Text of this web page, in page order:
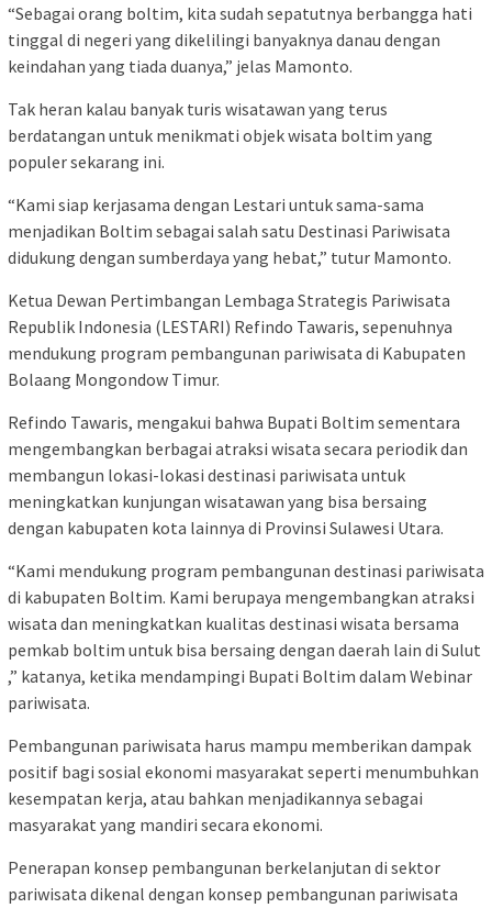
“Sebagai orang boltim, kita sudah sepatutnya berbangga hati
tinggal di negeri yang dikelilingi banyaknya danau dengan
keindahan yang tiada duanya,” jelas Mamonto.
Tak heran kalau banyak turis wisatawan yang terus
berdatangan untuk menikmati objek wisata boltim yang
populer sekarang ini.
“Kami siap kerjasama dengan Lestari untuk sama-sama
menjadikan Boltim sebagai salah satu Destinasi Pariwisata
didukung dengan sumberdaya yang hebat,” tutur Mamonto.
Ketua Dewan Pertimbangan Lembaga Strategis Pariwisata
Republik Indonesia (LESTARI) Refindo Tawaris, sepenuhnya
mendukung program pembangunan pariwisata di Kabupaten
Bolaang Mongondow Timur.
Refindo Tawaris, mengakui bahwa Bupati Boltim sementara
mengembangkan berbagai atraksi wisata secara periodik dan
membangun lokasi-lokasi destinasi pariwisata untuk
meningkatkan kunjungan wisatawan yang bisa bersaing
dengan kabupaten kota lainnya di Provinsi Sulawesi Utara.
“Kami mendukung program pembangunan destinasi pariwisata
di kabupaten Boltim. Kami berupaya mengembangkan atraksi
wisata dan meningkatkan kualitas destinasi wisata bersama
pemkab boltim untuk bisa bersaing dengan daerah lain di Sulut
,” katanya, ketika mendampingi Bupati Boltim dalam Webinar
pariwisata.
Pembangunan pariwisata harus mampu memberikan dampak
positif bagi sosial ekonomi masyarakat seperti menumbuhkan
kesempatan kerja, atau bahkan menjadikannya sebagai
masyarakat yang mandiri secara ekonomi.
Penerapan konsep pembangunan berkelanjutan di sektor
pariwisata dikenal dengan konsep pembangunan pariwisata